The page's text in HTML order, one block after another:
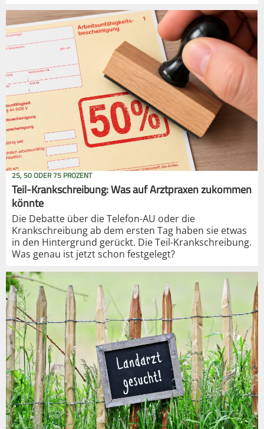
25, 50 ODER 75 PROZENT
Teil-Krankschreibung: Was auf Arztpraxen zukommen
könnte
Die Debatte über die Telefon-AU oder die
Krankschreibung ab dem ersten Tag haben sie etwas
in den Hintergrund gerückt. Die Teil-Krankschreibung.
Was genau ist jetzt schon festgelegt?